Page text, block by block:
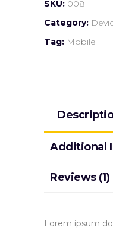
SKU: 008
Category:
Tag: Mobile
Additional
Reviews (1)
Lorem ipsum